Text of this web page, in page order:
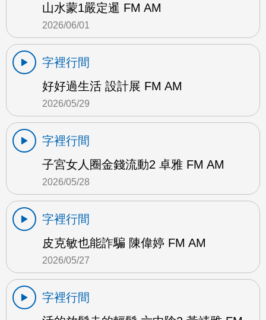
山水蒙1嚴定暹 FM AM
2026/06/01
字裡行間
好好過生活 設計展 FM AM
2026/05/29
字裡行間
子宮女人圈金錢流動2 卓雅 FM AM
2026/05/28
字裡行間
皮克敏也能詐騙 陳偉婷 FM AM
2026/05/27
字裡行間